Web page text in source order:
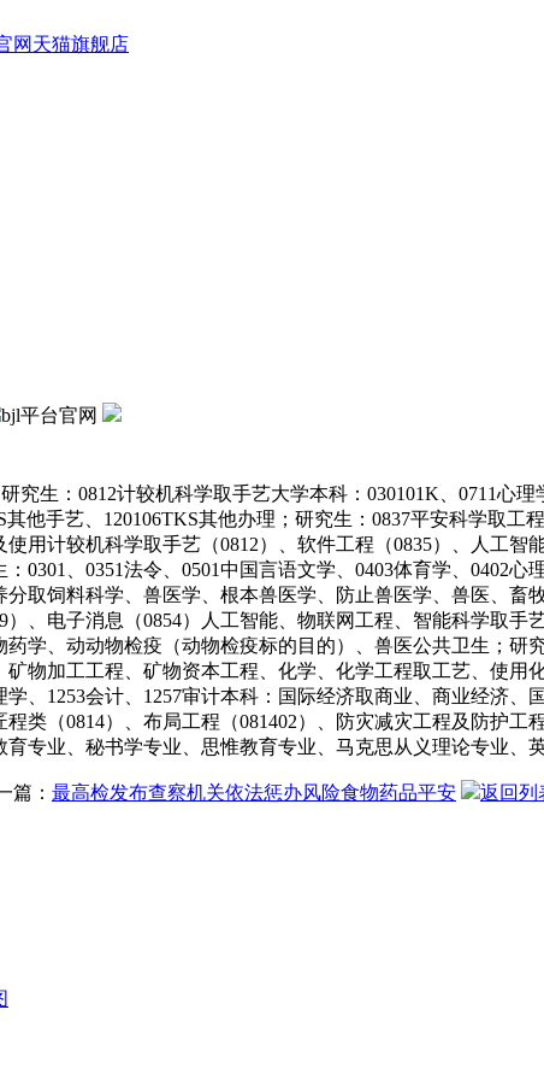
网天猫旗舰店
bjl平台官网
：0812计较机科学取手艺大学本科：030101K、0711心理
他手艺、120106TKS其他办理；研究生：0837平安科学取
计较机科学取手艺（0812）、软件工程（0835）、人工智
0301、0351法令、0501中国言语文学、0403体育学、0402
取饲料科学、兽医学、根本兽医学、防止兽医学、兽医、畜
、电子消息（0854）人工智能、物联网工程、智能科学取
学、动动物检疫（动物检疫标的目的）、兽医公共卫生；研
物加工工程、矿物资本工程、化学、化学工程取工艺、使用
、1253会计、1257审计本科：国际经济取商业、商业经济
类（0814）、布局工程（081402）、防灾减灾工程及防护工
专业、秘书学专业、思惟教育专业、马克思从义理论专业、
篇： 最高检发布查察机关依法惩办风险食物药品平安 返回列